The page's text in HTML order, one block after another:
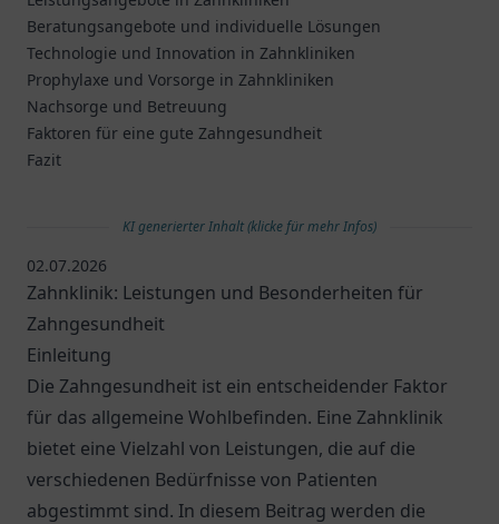
Beratungsangebote und individuelle Lösungen
Technologie und Innovation in Zahnkliniken
Prophylaxe und Vorsorge in Zahnkliniken
Nachsorge und Betreuung
Faktoren für eine gute Zahngesundheit
Fazit
KI generierter Inhalt (klicke für mehr Infos)
02.07.2026
Zahnklinik: Leistungen und Besonderheiten für
Zahngesundheit
Einleitung
Die Zahngesundheit ist ein entscheidender Faktor
für das allgemeine Wohlbefinden. Eine Zahnklinik
bietet eine Vielzahl von Leistungen, die auf die
verschiedenen Bedürfnisse von Patienten
abgestimmt sind. In diesem Beitrag werden die